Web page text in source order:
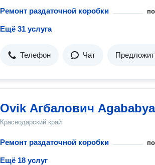
Ремонт раздаточной коробки
Ещё 31 услуга
Телефон Чат
Ovik Агбалович
Краснодарский край
Ремонт раздаточной коробки
Ещё 18 услуг